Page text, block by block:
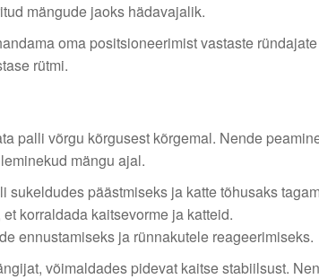
mängude jaoks hädavajalik.
oma positsioneerimist vastaste
rütmi.
palli võrgu kõrgusest kõrgemal. Nende
mängu ajal.
päästmiseks ja katte tõhusaks
korraldada kaitsevorme ja katteid.
ennustamiseks ja rünnakutele reageerimiseks.
võimaldades pidevat kaitse stabiilsust.